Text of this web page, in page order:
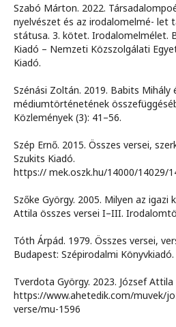
Szabó Márton. 2022.
nyelvészet és az irodalomelmé- let
státusa. 3. kötet. Irodalomelmélet.
Kiadó – Nemzeti Közszolgálati
Kiadó.
Szénási Zoltán. 2019. Babits Mihály
médiumtörténetének
Közlemények (3): 41–56.
Szép Ernő. 2015. Összes versei,
Szukits Kiadó.
https:// mek.oszk.hu/14000/14029/
Szőke György. 2005. Milyen az igazi
Attila összes versei I–III.
Tóth Árpád. 1979. Összes versei,
Budapest: Szépirodalmi Könyvkiadó.
Tverdota György. 2023. József
https://www.ahetedik.com/muvek/
verse/mu-1596